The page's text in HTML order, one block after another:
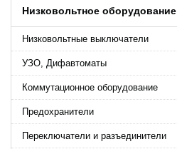
Низковольтное оборудование
Низковольтные выключатели
УЗО, Дифавтоматы
Коммутационное оборудование
Предохранители
Переключатели и разъединители